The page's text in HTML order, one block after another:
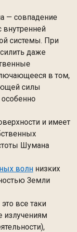
— совпадение
системы. При
даже
в том,
силы
особенно
и имеет
Шумана
волн низких
Земли
все таки
излучениям